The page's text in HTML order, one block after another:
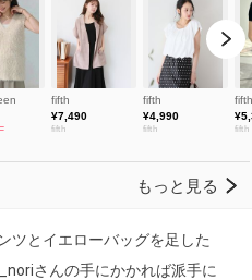
ツとイエローバッグを足した
さんの手にかかれば派手に